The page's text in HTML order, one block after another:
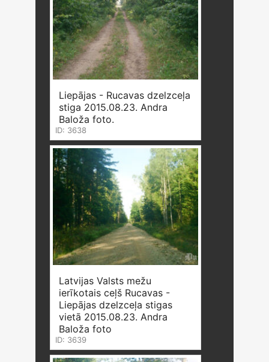
Liepājas - Rucavas dzelzceļa
stiga 2015.08.23. Andra
Baloža foto.
ID: 3638
Latvijas Valsts mežu
ierīkotais ceļš Rucavas -
Liepājas dzelzceļa stigas
vietā 2015.08.23. Andra
Baloža foto
ID: 3639